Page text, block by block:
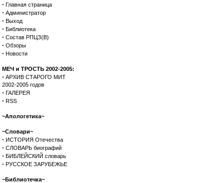
· Главная страница
· Администратор
· Выход
· Библиотека
· Состав РПЦЗ(В)
· Обзоры
· Новости
МЕЧ и ТРОСТЬ 2002-2005:
· АРХИВ СТАРОГО МИТ
2002-2005 годов
· ГАЛЕРЕЯ
· RSS
~Апологетика~
~Словари~
· ИСТОРИЯ Отечества
· СЛОВАРЬ биографий
· БИБЛЕЙСКИЙ словарь
· РУССКОЕ ЗАРУБЕЖЬЕ
~Библиотечка~